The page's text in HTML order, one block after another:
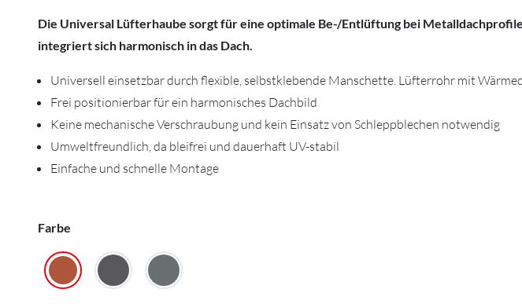
Die Universal Lüfterhaube sorgt für eine optimale Be-/Entlüftung bei
integriert sich harmonisch in das Dach.
Universell einsetzbar durch flexible, selbstklebende Manschette. Lüfterrohr mit
Frei positionierbar für ein harmonisches Dachbild
Keine mechanische Verschraubung und kein Einsatz von Schleppblechen notwendig
Umweltfreundlich, da bleifrei und dauerhaft UV-stabil
Einfache und schnelle Montage
Farbe